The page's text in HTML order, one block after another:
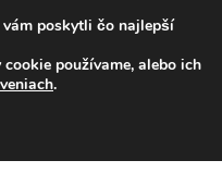
276
vám poskytli čo najlepší
používame, alebo ich
.